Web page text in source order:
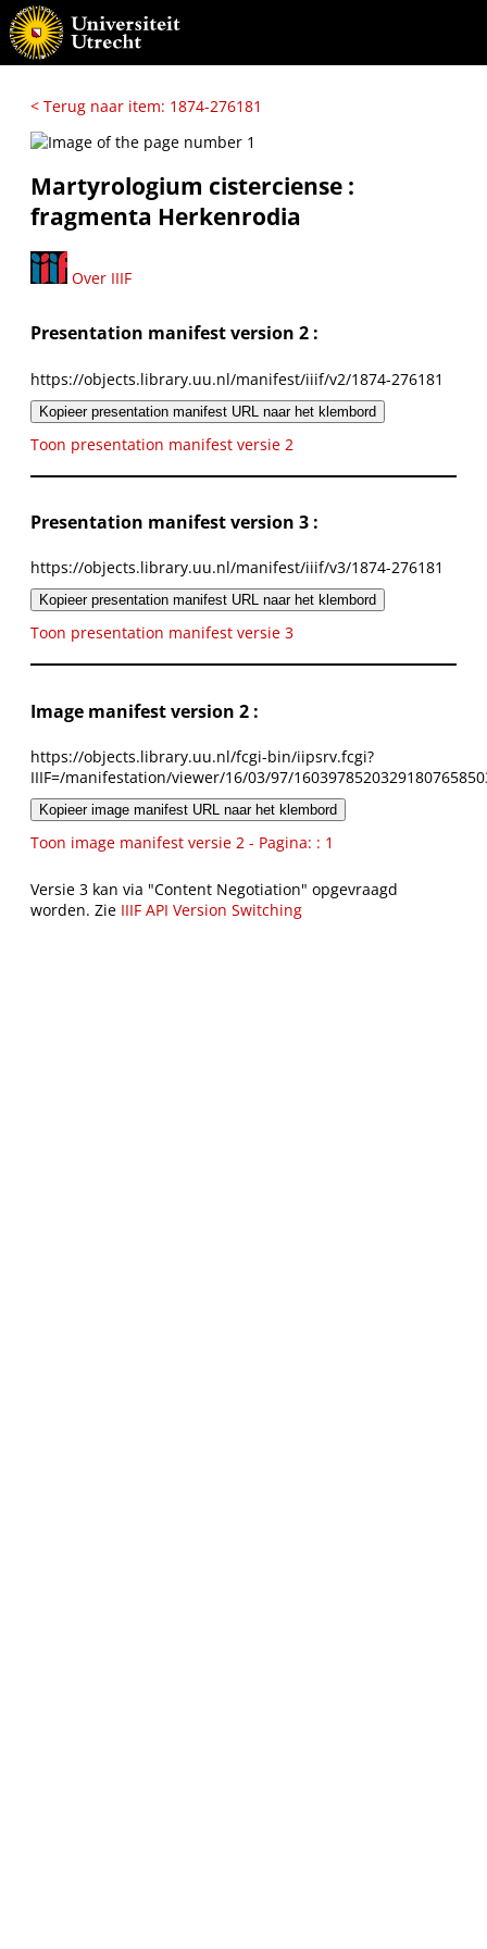
< Terug naar item: 1874-276181
Martyrologium cisterciense :
fragmenta Herkenrodia
Over IIIF
Presentation manifest version 2 :
https://objects.library.uu.nl/manifest/iiif/v2/1874-276181
Kopieer presentation manifest URL naar het klembord
Toon presentation manifest versie 2
Presentation manifest version 3 :
https://objects.library.uu.nl/manifest/iiif/v3/1874-276181
Kopieer presentation manifest URL naar het klembord
Toon presentation manifest versie 3
Image manifest version 2 :
https://objects.library.uu.nl/fcgi-bin/iipsrv.fcgi?
IIIF=/manifestation/viewer/16/03/97/
Kopieer image manifest URL naar het klembord
Toon image manifest versie 2 - Pagina: : 1
Versie 3 kan via "Content Negotiation" opgevraagd
worden. Zie IIIF API Version Switching